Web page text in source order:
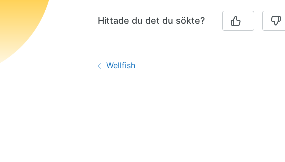
Hittade du det du sökte?
Guidenavigering
Föregående:
Wellfish